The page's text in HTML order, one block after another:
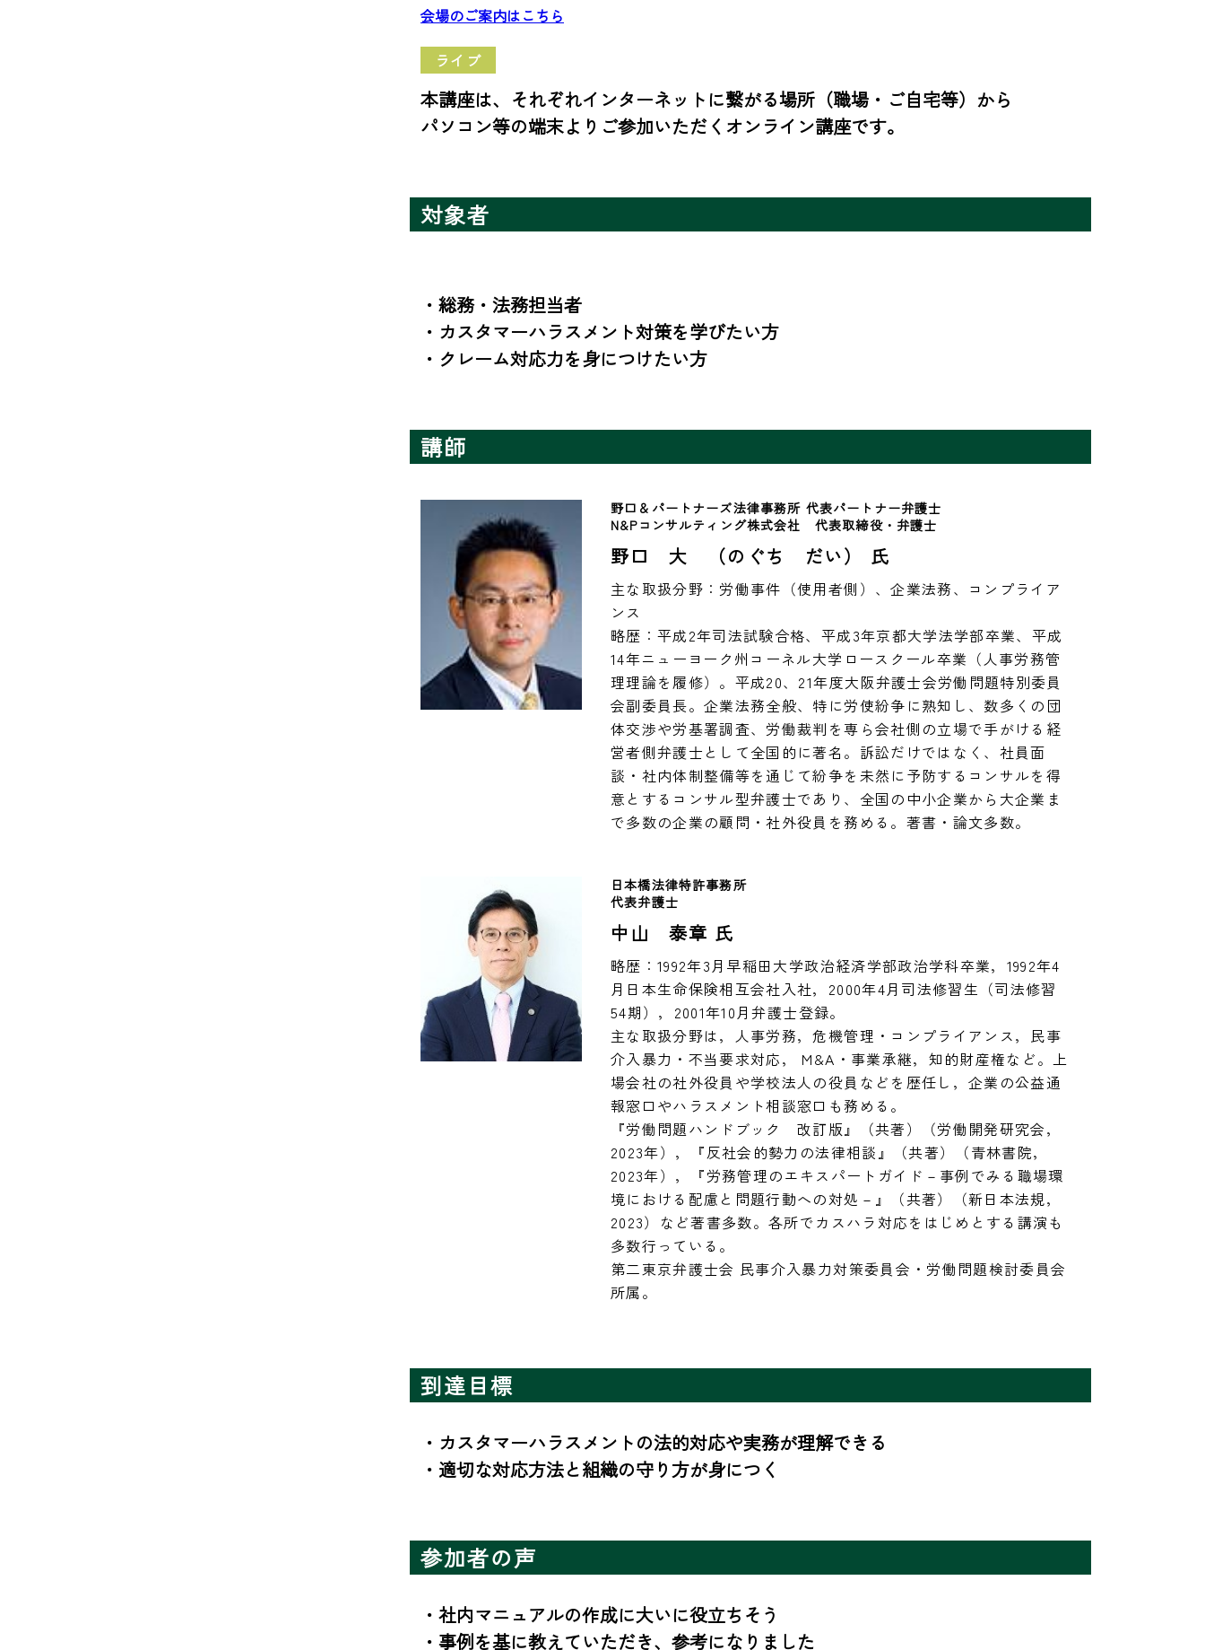
会場のご案内はこちら
ライブ
本講座は、それぞれインターネットに繋がる場所（職場・ご自宅等）から
パソコン等の端末よりご参加いただくオンライン講座です。
対象者
・総務・法務担当者
・カスタマーハラスメント対策を学びたい方
・クレーム対応力を身につけたい方
講師
野口＆パートナーズ法律事務所 代表パートナー弁護士
N&Pコンサルティング株式会社　代表取締役・弁護士
野口 大 （のぐち だい） 氏
主な取扱分野：労働事件（使用者側）、企業法務、コンプライア
ンス
略歴：平成2年司法試験合格、平成3年京都大学法学部卒業、平成
14年ニューヨーク州コーネル大学ロースクール卒業（人事労務管
理理論を履修）。平成20、21年度大阪弁護士会労働問題特別委員
会副委員長。企業法務全般、特に労使紛争に熟知し、数多くの団
体交渉や労基署調査、労働裁判を専ら会社側の立場で手がける経
営者側弁護士として全国的に著名。訴訟だけではなく、社員面
談・社内体制整備等を通じて紛争を未然に予防するコンサルを得
意とするコンサル型弁護士であり、全国の中小企業から大企業ま
で多数の企業の顧問・社外役員を務める。著書・論文多数。
日本橋法律特許事務所
代表弁護士
中山 泰章 氏
略歴：1992年3月早稲田大学政治経済学部政治学科卒業，1992年4
月日本生命保険相互会社入社，2000年4月司法修習生（司法修習
54期），2001年10月弁護士登録。
主な取扱分野は，人事労務，危機管理・コンプライアンス，民事
介入暴力・不当要求対応， M&A・事業承継，知的財産権など。上
場会社の社外役員や学校法人の役員などを歴任し，企業の公益通
報窓口やハラスメント相談窓口も務める。
『労働問題ハンドブック　改訂版』（共著）（労働開発研究会，
2023年），『反社会的勢力の法律相談』（共著）（青林書院，
2023年），『労務管理のエキスパートガイド－事例でみる職場環
境における配慮と問題行動への対処－』（共著）（新日本法規，
2023）など著書多数。各所でカスハラ対応をはじめとする講演も
多数行っている。
第二東京弁護士会 民事介入暴力対策委員会・労働問題検討委員会
所属。
到達目標
・カスタマーハラスメントの法的対応や実務が理解できる
・適切な対応方法と組織の守り方が身につく
参加者の声
・社内マニュアルの作成に大いに役立ちそう
・事例を基に教えていただき、参考になりました